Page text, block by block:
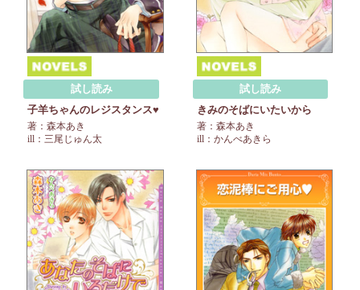
試し読み
子羊ちゃんのレジスタンス♥
著：森本あき
ill：三尾じゅん太
試し読み
きみのそばにいたいから
著：森本あき
ill：かんべあきら